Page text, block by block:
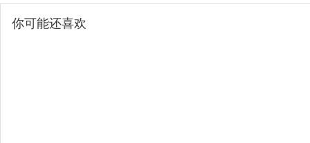
你可能还喜欢